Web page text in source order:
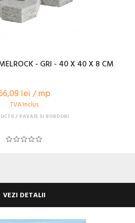
- GRI - 40 X 40 X 8 CM
lei / mp
TVA Inclus
PAVAJE SI BORDURI
VEZI DETALII